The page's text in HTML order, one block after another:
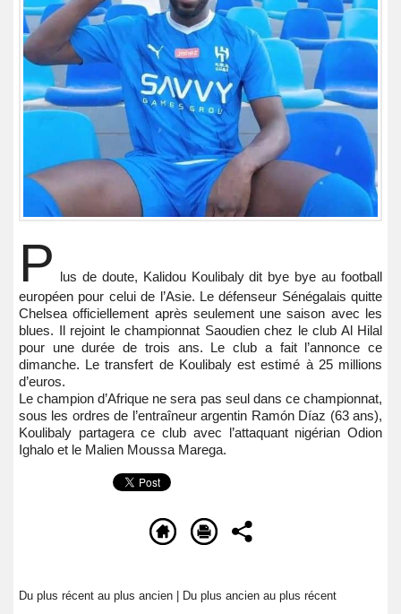
P lus de doute, Kalidou Koulibaly dit bye bye au football
européen pour celui de l’Asie. Le défenseur Sénégalais quitte
Chelsea officiellement après seulement une saison avec les
blues. Il rejoint le championnat Saoudien chez le club Al Hilal
pour une durée de trois ans. Le club a fait l’annonce ce
dimanche. Le transfert de Koulibaly est estimé à 25 millions
d’euros.
Le champion d’Afrique ne sera pas seul dans ce championnat,
sous les ordres de l’entraîneur argentin Ramón Díaz (63 ans),
Koulibaly partagera ce club avec l’attaquant nigérian Odion
Ighalo et le Malien Moussa Marega.
Du plus récent au plus ancien | Du plus ancien au plus récent